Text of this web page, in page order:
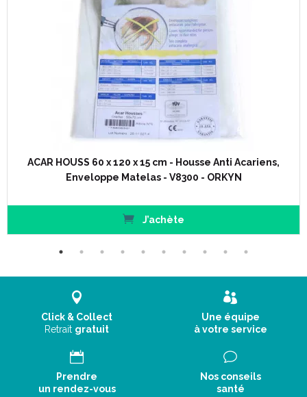
ACAR HOUSS 60 x 120 x 15 cm - Housse Anti Acariens,
Enveloppe Matelas - V8300 - ORKYN
J’achète
Click & Collect
Retrait gratuit
Une équipe
à votre service
Prendre
un rendez-vous
Nos conseils
santé